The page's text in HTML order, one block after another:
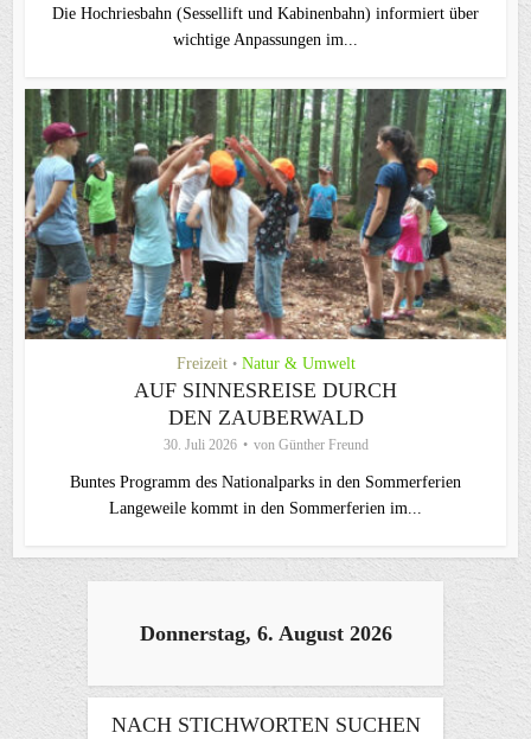
Die Hochriesbahn (Sessellift und Kabinenbahn) informiert über
wichtige Anpassungen im...
Freizeit • Natur & Umwelt
AUF SINNESREISE DURCH
DEN ZAUBERWALD
30. Juli 2026 von Günther Freund
Buntes Programm des Nationalparks in den Sommerferien
Langeweile kommt in den Sommerferien im...
Donnerstag, 6. August 2026
NACH STICHWORTEN SUCHEN